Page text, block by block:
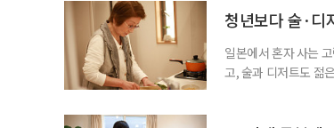
비부머 세대 가운데
청년보다 술·
일본에서 혼자 사는
고, 술과 디저트도 젊